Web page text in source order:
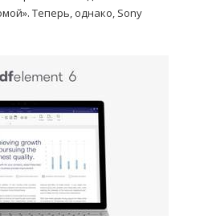
Теперь, однако, Sony